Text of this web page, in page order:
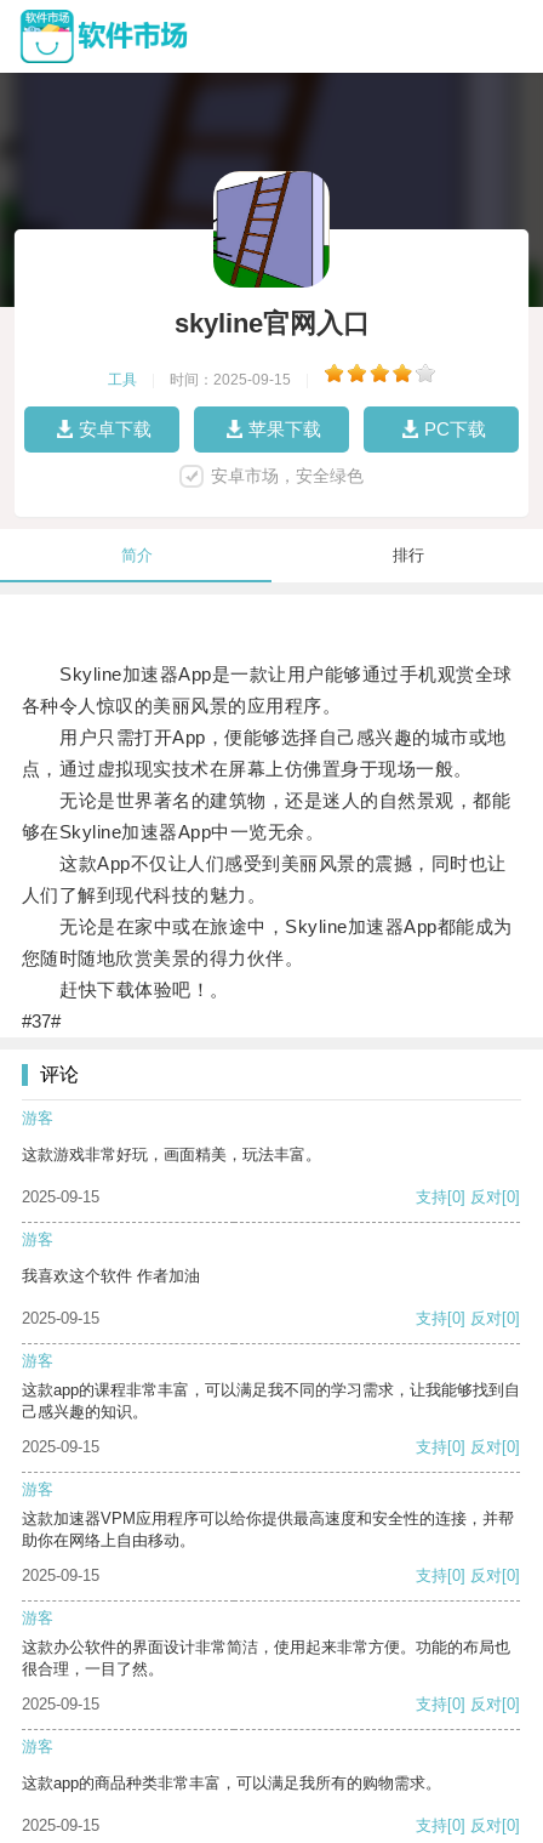
skyline官网入口
工具 时间：2025-09-15
安卓下载 苹果下载 PC下载
安卓市场，安全绿色
简介 排行
Skyline加速器App是一款让用户能够通过手机观赏全球
各种令人惊叹的美丽风景的应用程序。
用户只需打开App，便能够选择自己感兴趣的城市或地
点，通过虚拟现实技术在屏幕上仿佛置身于现场一般。
无论是世界著名的建筑物，还是迷人的自然景观，都能
够在Skyline加速器App中一览无余。
这款App不仅让人们感受到美丽风景的震撼，同时也让
人们了解到现代科技的魅力。
无论是在家中或在旅途中，Skyline加速器App都能成为
您随时随地欣赏美景的得力伙伴。
赶快下载体验吧！。
#37#
评论
游客
这款游戏非常好玩，画面精美，玩法丰富。
2025-09-15 支持[0] 反对[0]
游客
我喜欢这个软件 作者加油
2025-09-15 支持[0] 反对[0]
游客
这款app的课程非常丰富，可以满足我不同的学习需求，让我能够找到自
己感兴趣的知识。
2025-09-15
支持[0] 反对[0]
游客
这款加速器VPM应用程序可以给你提供最高速度和安全性的连接，并帮
助你在网络上自由移动。
2025-09-15
支持[0] 反对[0]
游客
这款办公软件的界面设计非常简洁，使用起来非常方便。功能的布局也
很合理，一目了然。
2025-09-15
支持[0] 反对[0]
游客
这款app的商品种类非常丰富，可以满足我所有的购物需求。
2025-09-15 支持[0] 反对[0]